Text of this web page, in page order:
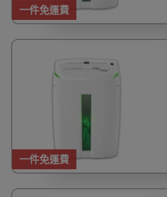
一件免運費
一件免運費